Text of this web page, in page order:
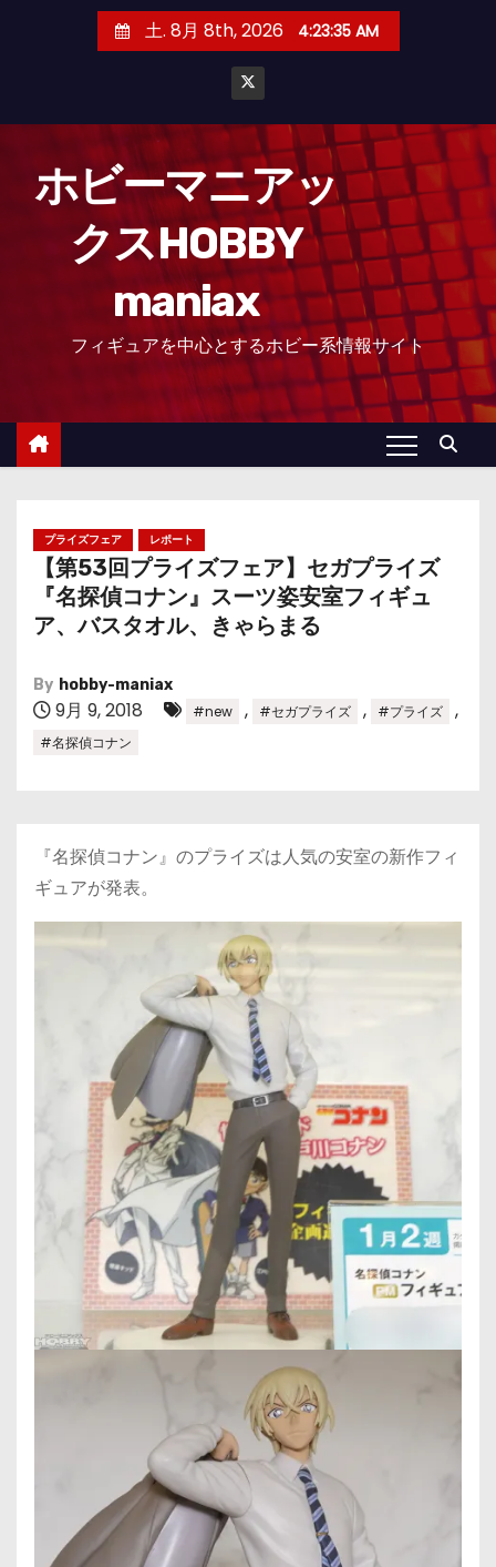
土. 8月 8th, 2026 4:23:36 AM
ホビーマニアッ
クスHOBBY
maniax
フィギュアを中心とするホビー系情報サイト
プライズフェア レポート
【第53回プライズフェア】セガプライズ
『名探偵コナン』スーツ姿安室フィギュ
ア、バスタオル、きゃらまる
By hobby-maniax
9月 9, 2018 #new , #セガプライズ , #プライズ ,
#名探偵コナン
『名探偵コナン』のプライズは人気の安室の新作フィ
ギュアが発表。